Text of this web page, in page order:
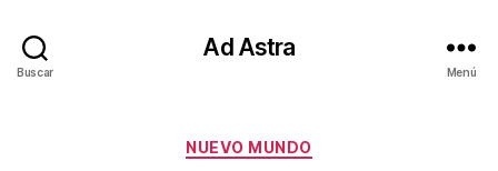
Buscar
Ad Astra
Menú
Categorías
NUEVO MUNDO